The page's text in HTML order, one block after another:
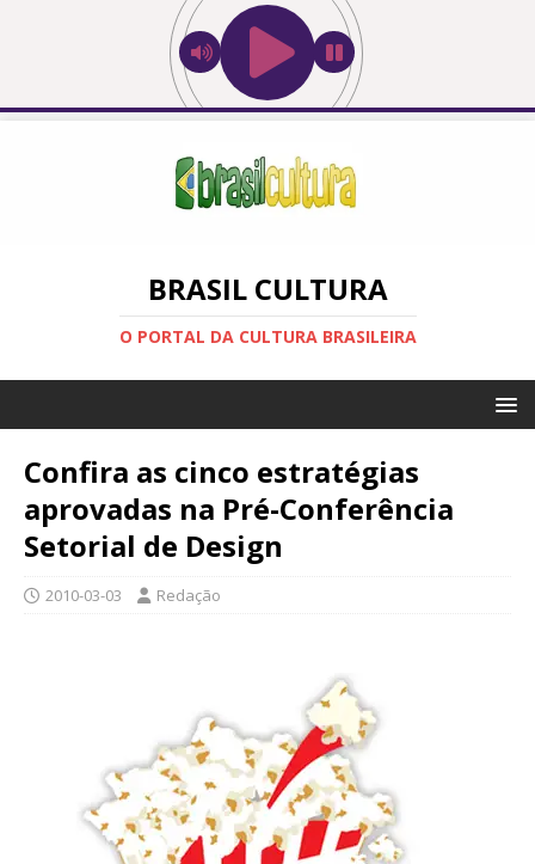
BRASIL CULTURA
O PORTAL DA CULTURA BRASILEIRA
Confira as cinco estratégias
aprovadas na Pré-Conferência
Setorial de Design
2010-03-03 Redação